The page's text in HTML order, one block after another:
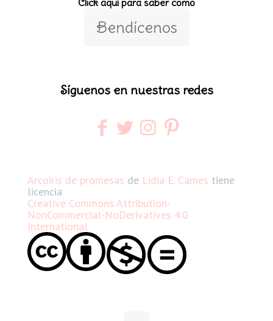
Bendícenos
Síguenos en nuestras redes
Arcoiris de promesas de Lidia E. Cames tiene
licencia
Creative Commons Attribution-
NonCommercial-NoDerivatives 4.0
International